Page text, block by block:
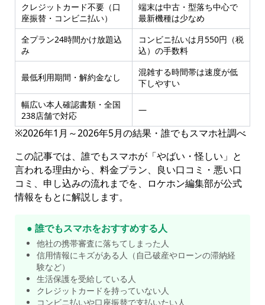
クレジットカード不要（口
座振替・コンビニ払い）
端末は中古・型落ち中心で
最新機種は少なめ
全プラン24時間かけ放題込
み
コンビニ払いは月550円（税
込）の手数料
最低利用期間・解約金なし
混雑する時間帯は速度が低
下しやすい
幅広い本人確認書類・全国
238店舗で対応
—
※2026年1月～2026年5月の結果・誰でもスマホ社調べ
この記事では、誰でもスマホが「やばい・怪しい」と
言われる理由から、料金プラン、良い口コミ・悪い口
コミ、申し込みの流れまでを、ロケホン編集部が公式
情報をもとに解説します。
● 誰でもスマホをおすすめする人
他社の携帯審査に落ちてしまった人
信用情報にキズがある人（自己破産やローンの滞納経
験など）
生活保護を受給している人
クレジットカードを持っていない人
コンビニ払いや口座振替で支払いたい人